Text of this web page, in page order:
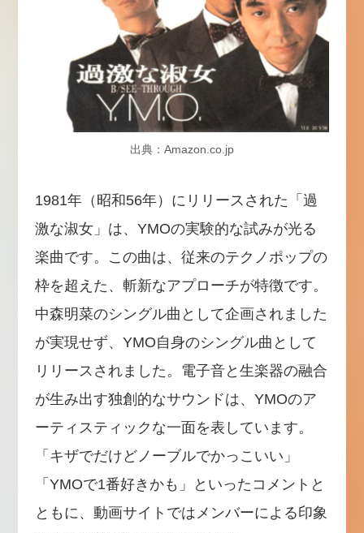
出典：Amazon.co.jp
1981年（昭和56年）にリリースされた「過
激な淑女」は、YMOの実験的な試みが光る
楽曲です。この曲は、従来のテクノポップの
枠を超えた、斬新なアプローチが特徴です。
中森明菜のシングル曲として企画されました
が実現せず、YMO自身のシングル曲として
リリースされました。電子音と生楽器の融合
が生み出す独創的なサウンドは、YMOのア
ーティスティックな一面を表しています。
「キザでだけどノーブルでかっこいい」
「YMOで1番好きかも」といったコメントと
ともに、動画サイトではメンバーによる印象